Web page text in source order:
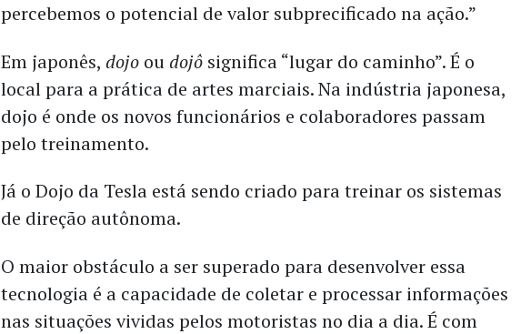
percebemos o potencial de valor subprecificado na ação.”
Em japonês, dojo ou dojô significa “lugar do caminho”. É o
local para a prática de artes marciais. Na indústria japonesa,
dojo é onde os novos funcionários e colaboradores passam
pelo treinamento.
Já o Dojo da Tesla está sendo criado para treinar os sistemas
de direção autônoma.
O maior obstáculo a ser superado para desenvolver essa
tecnologia é a capacidade de coletar e processar informações
nas situações vividas pelos motoristas no dia a dia. É com